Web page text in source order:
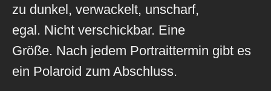
zu dunkel, verwackelt, unscharf,
egal. Nicht verschickbar. Eine
Größe. Nach jedem Portraittermin gibt es
ein Polaroid zum Abschluss.